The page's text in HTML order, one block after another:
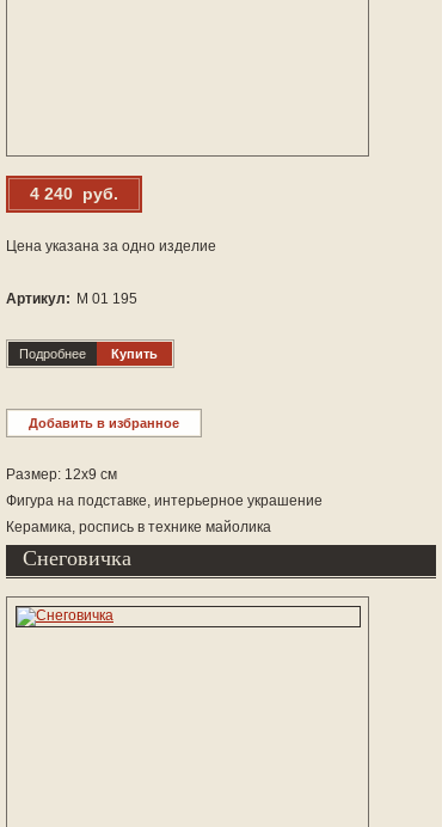
4 240 руб.
Цена указана за одно изделие
Артикул: М 01 195
Подробнее Купить
Добавить в избранное
Размер: 12х9 см
Фигура на подставке, интерьерное украшение
Керамика, роспись в технике майолика
Снеговичка